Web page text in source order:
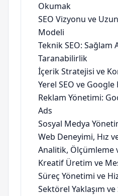
Okumak
SEO Vizyonu ve
Modeli
Teknik SEO: Sağlam
Taranabilirlik
İçerik Stratejisi ve
Yerel SEO ve
Reklam Yönetimi:
Ads
Sosyal Medya
Web Deneyimi, Hız
Analitik, Ölçümleme
Kreatif Üretim ve
Süreç Yönetimi ve
Sektörel Yaklaşım